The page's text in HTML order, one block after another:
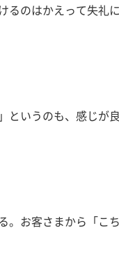
のはかえって失礼
いうのも、感じが良
。お客さまから「こ